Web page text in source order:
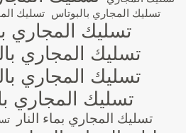
تسليك المجاري بالبوتاس تسليك
تسليك المجاري
تسليك المجاري
تسليك المجاري
تسليك المجاري
تسليك المجاري بماء النار